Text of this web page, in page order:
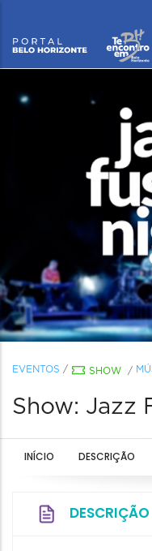
EVENTOS / SHOW /
Show: Jazz
INÍCIO DESCRIÇÃO
DESCRIÇÃO